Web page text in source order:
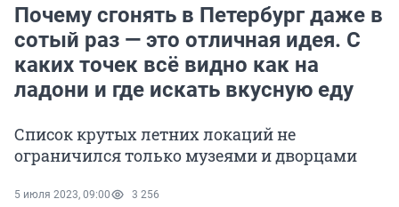
Почему сгонять в Петербург даже в
сотый раз — это отличная идея. С
каких точек всё видно как на
ладони и где искать вкусную еду
Список крутых летних локаций не
ограничился только музеями и дворцами
5 июля 2023, 09:00 3 256